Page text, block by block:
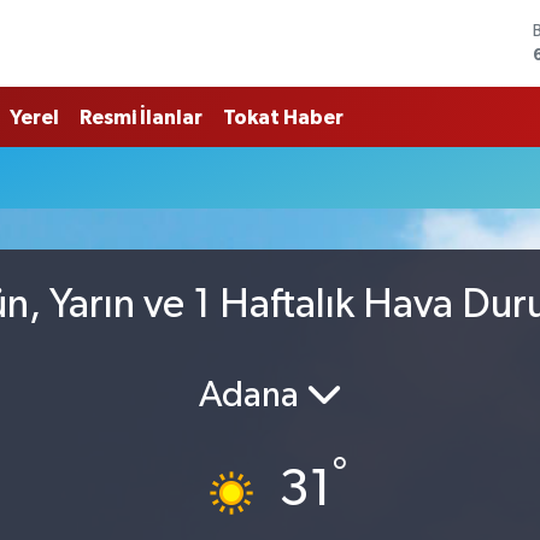
Yerel Resmi İlanlar Tokat Haber
Yarın ve 1 Haftalık Hava
Adana
31 °